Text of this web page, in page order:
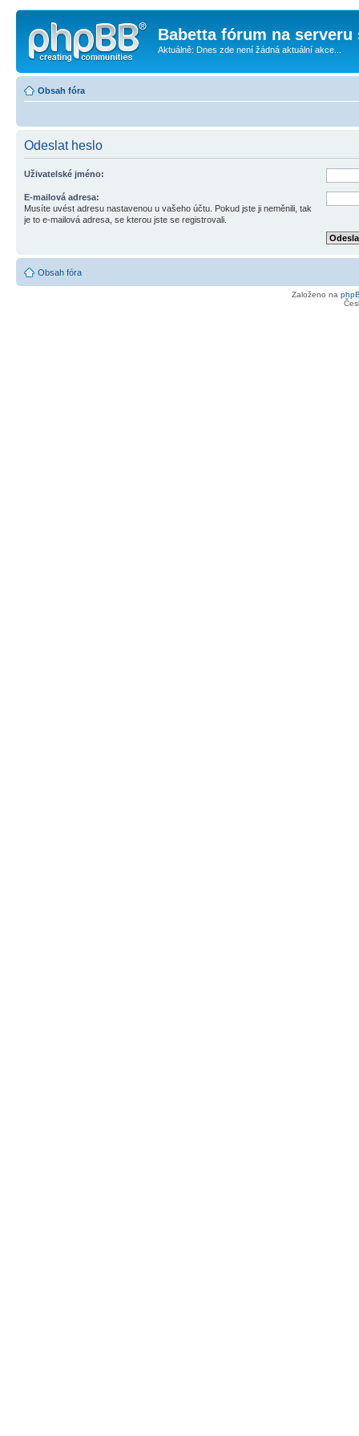
Babetta fórum na serveru
Aktuálně: Dnes zde není žádná aktuální akce...
Obsah fóra
Odeslat heslo
Uživatelské jméno:
E-mailová adresa:
Musíte uvést adresu nastavenou u vašeho účtu. Pokud jste ji neměnili, tak
je to e-mailová adresa, se kterou jste se registrovali.
Obsah fóra
Založeno na